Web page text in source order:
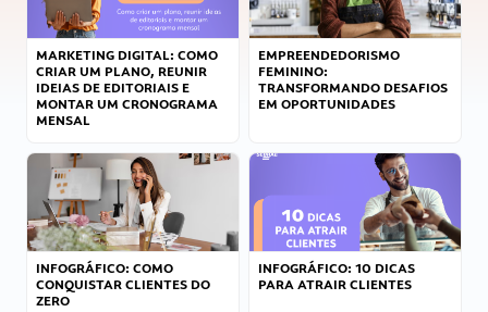
MARKETING DIGITAL: COMO
CRIAR UM PLANO, REUNIR
IDEIAS DE EDITORIAIS E
MONTAR UM CRONOGRAMA
MENSAL
EMPREENDEDORISMO
FEMININO:
TRANSFORMANDO DESAFIOS
EM OPORTUNIDADES
INFOGRÁFICO: COMO
CONQUISTAR CLIENTES DO
ZERO
INFOGRÁFICO: 10 DICAS
PARA ATRAIR CLIENTES